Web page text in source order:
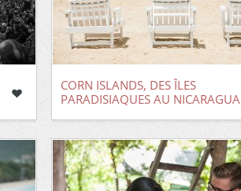
CORN ISLANDS, DES ÎLES
PARADISIAQUES AU NICARAGUA